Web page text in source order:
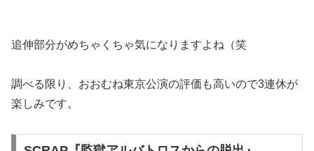
追伸部分がめちゃくちゃ気になりますよね（笑
調べる限り、おおむね東京公演の評価も高いので3連休が
楽しみです。